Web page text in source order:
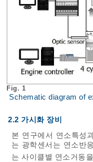
Fig. 1
Schematic diagram of
2.2 가시화 장비
본 연구에서 연소특성
는 광학센서는 연소반
는 사이클별 연소거동